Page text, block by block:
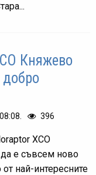
Княжево
396
XCO
е съвсем ново
най-интересните